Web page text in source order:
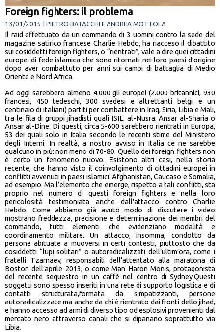
Foreign fighters: il problema
13/01/2015 | PIETRO BATACCHI E ANDREA MOTTOLA
Il raid effettuato da un commando di 3 uomini contro la sede del
magazine satirico francese Charlie Hebdo, ha riacceso il dibattito
sui cosiddetti foreign fighters, o “rientrati”, vale a dire quei cittadini
europei di fede islamica che sono ritornati nei loro paesi d’origine
dopo aver combattuto per anni sui campi di battaglia di Medio
Oriente e Nord Africa.
Ad oggi sarebbero almeno 4.000 gli europei (2.000 britannici, 930
francesi, 450 tedeschi, 300 svedesi e altrettanti belgi, e un
centinaio di italiani) partiti per combattere in Iraq, Siria, Libia e Mali,
tra le fila di gruppi jihadisti quali ISIL, al-Nusra, Ansar al-Sharia o
Ansar al-Dine. Di questi, circa 5-600 sarebbero rientrati in Europa,
53 dei quali solo in Italia secondo le recenti stime del Ministero
degli Interni. In realtà, a nostro avviso in Italia ce ne sarebbe
qualcuno in più: non meno di 70-80. Quello dei foreign fighters non
è certo un fenomeno nuovo. Esistono altri casi, nella storia
recente, che hanno visto il coinvolgimento di cittadini europei in
conflitti avvenuti in paesi islamici: Afghanistan, Caucaso e Somalia,
ad esempio. Ma l’elemento che emerge, rispetto a tali conflitti, sta
proprio nel numero di questi foreign fighters e nella loro
pericolosità testimoniata anche dall'attacco contro Charlie
Hebdo. Come abbiamo già avuto modo di discutere i video
mostrano freddezza, precisione e determinazione dei membri del
commando, tutti elementi che evidenziano modalità e
coordinamento militare. Un attacco, insomma, condotto da
persone abituate a muoversi in certi contesti, piuttosto che da
cosiddetti “lupi solitari” o autoradicalizzati dell’ultim’ora, come i
fratelli Tzarnaev, responsabili dell’attentato alla maratona di
Boston dell’aprile 2013, o come Man Haron Monis, protagonista
del recente sequestro in un caffè nel centro di Sydney.Questi
soggetti sono spesso inseriti in una rete di supporto logistica e di
contatti strutturata,formata da simpatizzanti, persone
autoradicalizzate ma anche da chi è rientrato dai fronti dello jihad,
e hanno accesso ad armi di diverso tipo od esplosivi provenienti dal
mercato nero attraverso canali che si dipanano soprattutto via
Libia.